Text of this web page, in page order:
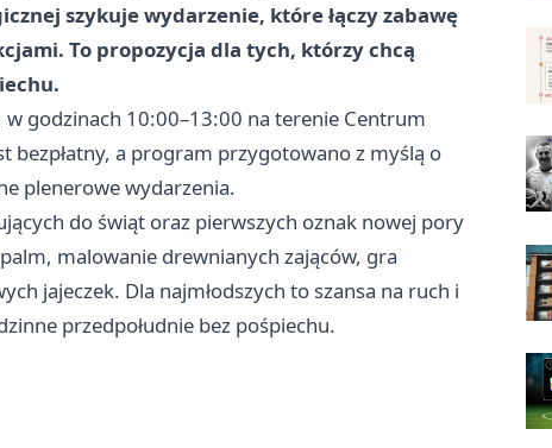
szykuje wydarzenie, które łączy zabawę
To propozycja dla tych, którzy chcą
godzinach 10:00–13:00 na terenie Centrum
bezpłatny, a program przygotowano z myślą o
plenerowe wydarzenia.
do świąt oraz pierwszych oznak nowej pory
malowanie drewnianych zająców, gra
jajeczek. Dla najmłodszych to szansa na ruch i
przedpołudnie bez pośpiechu.